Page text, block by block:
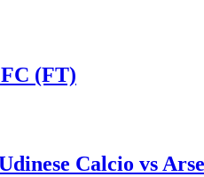
(FT)
Calcio vs